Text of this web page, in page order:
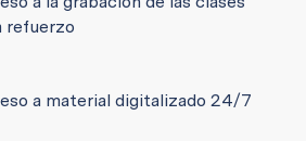
refuerzo
a material digitalizado 24/7